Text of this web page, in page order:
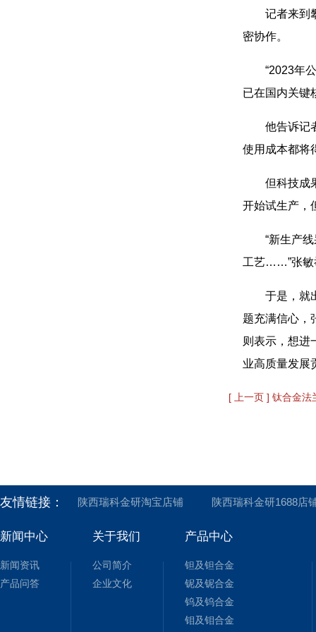
记者来到
密协作。
“2023年
已在国内关键
他告诉记
使用成本都将
但科技成
开始试生产，
“新生产
工艺……”张敏
于是，就
题充满信心，
则表示，想进
业高质量发展
[ 上一页 ] 钛合金法
友情链接： 陕西瑞科金研淘宝店铺 陕西瑞科金研1688店
新闻中心
新闻资讯
产品问答
关于我们
公司简介
企业文化
产品中心
钽及钽合金
铌及铌合金
钨及钨合金
钼及钼合金